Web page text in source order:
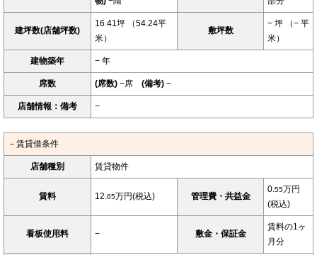
建坪数(店舗坪数)
16.41坪 （54.24平
米）
敷坪数
− 坪 （− 平
米）
建物築年 − 年
席数 (席数) −席 (備考) −
店舗情報：備考 −
－賃貸借条件
店舗種別 賃貸物件
賃料 12.65万円(税込) 管理費・共益金
0.55万円
(税込)
看板使用料 − 敷金・保証金
賃料の1ヶ
月分